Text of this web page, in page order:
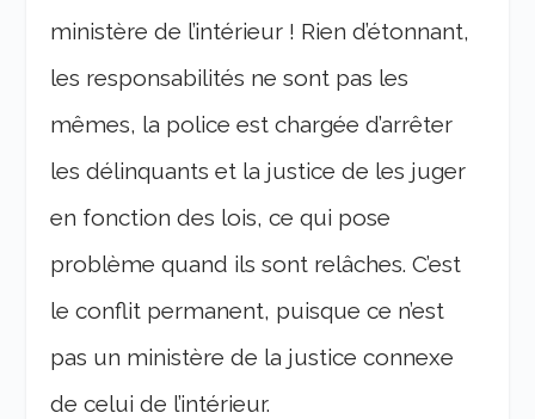
ministère de l’intérieur ! Rien d’étonnant,
les responsabilités ne sont pas les
mêmes, la police est chargée d’arrêter
les délinquants et la justice de les juger
en fonction des lois, ce qui pose
problème quand ils sont relâches. C’est
le conflit permanent, puisque ce n’est
pas un ministère de la justice connexe
de celui de l’intérieur.